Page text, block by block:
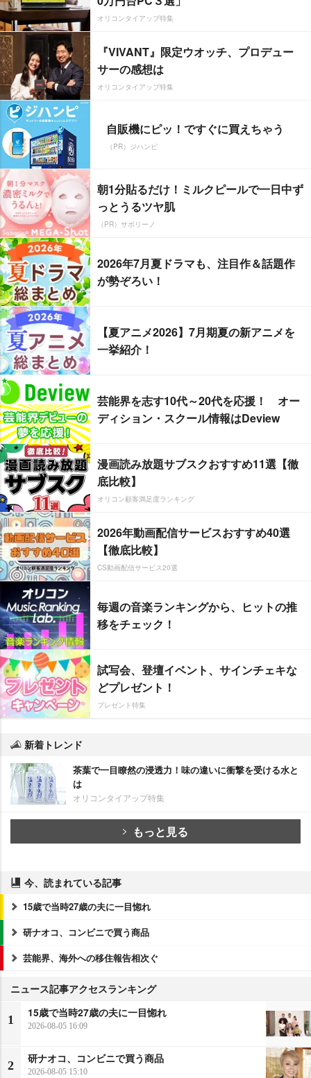
オリコンタイアップ特集
『VIVANT』限定ウオッチ、プロデュー
サーの感想は
オリコンタイアップ特集
自販機にピッ！ですぐに買えちゃう
（PR）ジハンピ
朝1分貼るだけ！ミルクピールで一日中ず
っとうるツヤ肌
（PR）サボリーノ
2026年7月夏ドラマも、注目作＆話題作
が勢ぞろい！
【夏アニメ2026】7月期夏の新アニメを
一挙紹介！
芸能界を志す10代～20代を応援！ オー
ディション・スクール情報はDeview
漫画読み放題サブスクおすすめ11選【徹
底比較】
オリコン顧客満足度ランキング
2026年動画配信サービスおすすめ40選
【徹底比較】
CS動画配信サービス20選
毎週の音楽ランキングから、ヒットの推
移をチェック！
試写会、登壇イベント、サインチェキな
どプレゼント！
プレゼント特集
新着トレンド
茶葉で一目瞭然の浸透力！味の違いに衝撃を受ける水と
は
オリコンタイアップ特集
もっと見る
今、読まれている記事
15歳で当時27歳の夫に一目惚れ
研ナオコ、コンビニで買う商品
芸能界、海外への移住報告相次ぐ
ニュース記事アクセスランキング
1
15歳で当時27歳の夫に一目惚れ
2026-08-05 16:09
2
研ナオコ、コンビニで買う商品
2026-08-05 15:10